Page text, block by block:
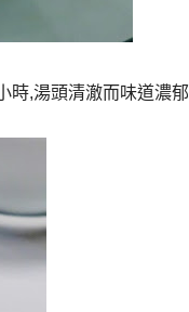
時,湯頭清澈而味道濃郁